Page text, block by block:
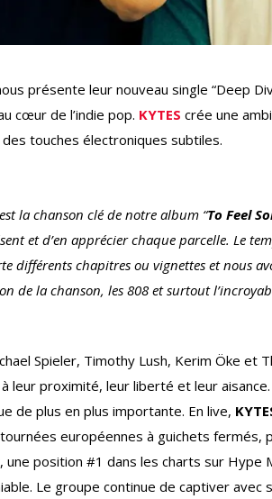
présente leur nouveau single “Deep
cœur de l’indie pop. KYTES crée une
touches électroniques subtiles.
la chanson clé de notre album “To Feel
et d’en apprécier chaque parcelle. Le
différents chapitres ou vignettes et nous
de la chanson, les 808 et surtout
Spieler, Timothy Lush, Kerim Öke
leur proximité, leur liberté et leur
de plus en plus importante. En live,
européennes à guichets
une position #1 dans les charts sur
Le groupe continue de captiver avec